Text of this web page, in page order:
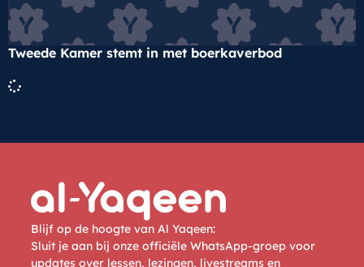
Tweede Kamer stemt in met boerkaverbod
Blijf op de hoogte van Al Yaqeen:
Sluit je aan bij onze officiële WhatsApp-groep voor
updates over lessen, lezingen, livestreams en